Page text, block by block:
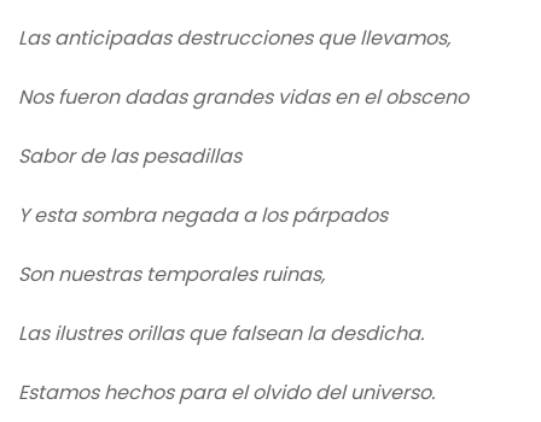
Las anticipadas destrucciones que llevamos,
Nos fueron dadas grandes vidas en el obsceno
Sabor de las pesadillas
Y esta sombra negada a los párpados
Son nuestras temporales ruinas,
Las ilustres orillas que falsean la desdicha.
Estamos hechos para el olvido del universo.